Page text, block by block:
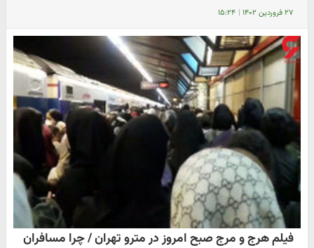
۲۷ فروردین ۱۴۰۲ | ۱۵:۲۴
فیلم هرج و مرج صبح امروز در مترو تهران / چرا مسافران